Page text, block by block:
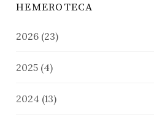
HEMEROTECA
2026 (23)
2025 (4)
2024 (13)